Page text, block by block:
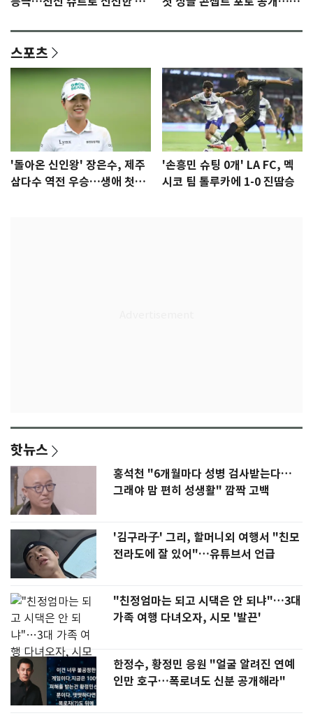
스포츠
'돌아온 신인왕' 장은수, 제주
삼다수 역전 우승…생애 첫승
'손흥민 슈팅 0개' LA FC, 멕
시코 팀 톨루카에 1-0 진땀승
핫뉴스
홍석천 "6개월마다 성병 검사받는다…
그래야 맘 편히 성생활" 깜짝 고백
'김구라子' 그리, 할머니외 여행서 "친모
전라도에 잘 있어"…유튜브서 언급
"친정엄마는 되고 시댁은 안 되냐"…3대
가족 여행 다녀오자, 시모 '발끈'
한정수, 황정민 응원 "얼굴 알려진 연예
인만 호구…폭로녀도 신분 공개해라"